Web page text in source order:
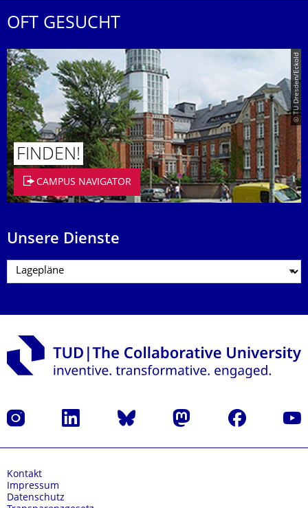
OFT GESUCHT
© TU Dresden/Eckold
FINDEN!
CAMPUS NAVIGATOR
Unsere Dienste
Instagram LinkedIn Bluesky Mastodon Facebook
Kontakt
Impressum
Datenschutz